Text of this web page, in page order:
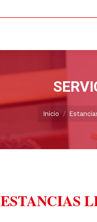
Inicio
ESTANCIAS